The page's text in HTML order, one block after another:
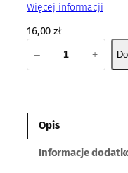
Więcej informacji
16,00zł
i
– +
Opis
Informacje